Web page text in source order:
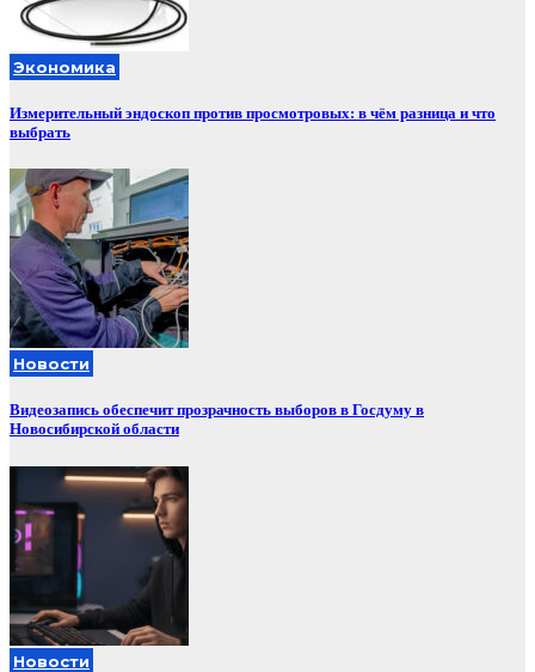
Экономика
Измерительный эндоскоп против просмотровых: в чём разница и что
выбрать
Новости
Видеозапись обеспечит прозрачность выборов в Госдуму в
Новосибирской области
Новости